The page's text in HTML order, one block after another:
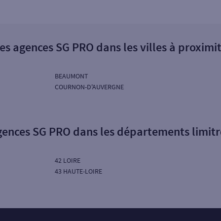
agences SG PRO dans les villes à
BEAUMONT
COURNON-D'AUVERGNE
SG PRO dans les départements
42 LOIRE
43 HAUTE-LOIRE